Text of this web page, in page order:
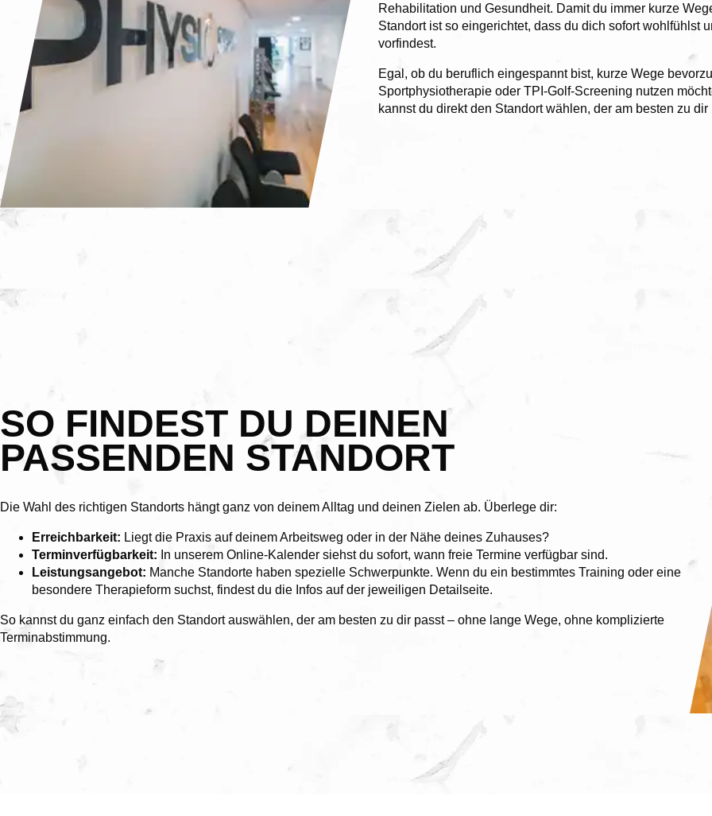
Rehabilitation und Gesundheit. Damit du immer kurze
Standort ist so eingerichtet, dass du dich sofort
vorfindest.
Egal, ob du beruflich eingespannt bist, kurze Wege
Sportphysiotherapie oder TPI-Golf-Screening nutzen
kannst du direkt den Standort wählen, der am besten zu dir
SO FINDEST DU DEINEN
PASSENDEN STANDORT
Die Wahl des richtigen Standorts hängt ganz von deinem Alltag und deinen Zielen ab. Überlege dir:
Erreichbarkeit: Liegt die Praxis auf deinem Arbeitsweg oder in der Nähe deines Zuhauses?
Terminverfügbarkeit: In unserem Online-Kalender siehst du sofort, wann freie Termine verfügbar sind.
Leistungsangebot: Manche Standorte haben spezielle Schwerpunkte. Wenn du ein bestimmtes Training oder eine
besondere Therapieform suchst, findest du die Infos auf der jeweiligen Detailseite.
So kannst du ganz einfach den Standort auswählen, der am besten zu dir passt – ohne lange Wege, ohne komplizierte
Terminabstimmung.